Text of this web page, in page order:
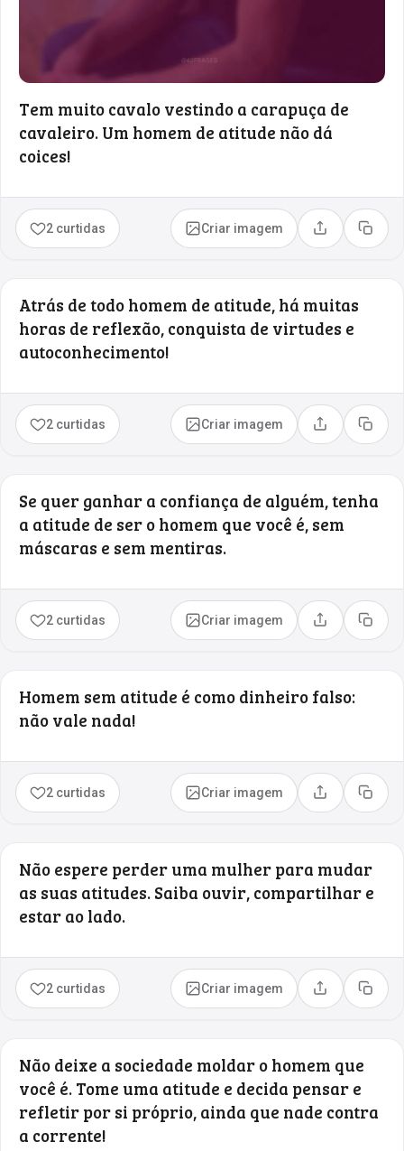
Tem muito cavalo vestindo a carapuça de
cavaleiro. Um homem de atitude não dá
coices!
2 curtidas Criar imagem Compartilhar
Copiar
Atrás de todo homem de atitude, há muitas
horas de reflexão, conquista de virtudes e
autoconhecimento!
2 curtidas Criar imagem Compartilhar
Copiar
Se quer ganhar a confiança de alguém, tenha
a atitude de ser o homem que você é, sem
máscaras e sem mentiras.
2 curtidas Criar imagem Compartilhar
Copiar
Homem sem atitude é como dinheiro falso:
não vale nada!
2 curtidas Criar imagem Compartilhar
Copiar
Não espere perder uma mulher para mudar
as suas atitudes. Saiba ouvir, compartilhar e
estar ao lado.
2 curtidas Criar imagem Compartilhar
Copiar
Não deixe a sociedade moldar o homem que
você é. Tome uma atitude e decida pensar e
refletir por si próprio, ainda que nade contra
a corrente!